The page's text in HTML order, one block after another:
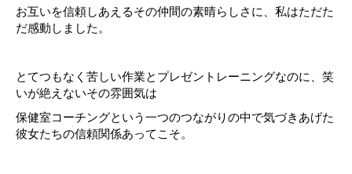
お互いを信頼しあえるその仲間の素晴らしさに、私はただた
だ感動しました。
とてつもなく苦しい作業とプレゼントレーニングなのに、笑
いが絶えないその雰囲気は
保健室コーチングという一つのつながりの中で気づきあげた
彼女たちの信頼関係あってこそ。